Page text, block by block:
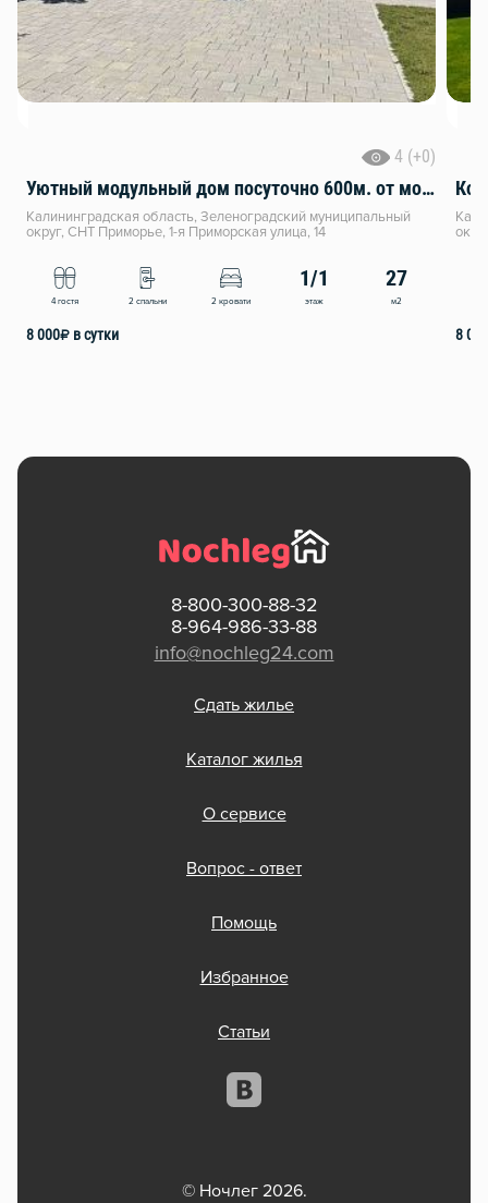
4 (+0)
Уютный модульный дом посуточно 600м. от моря
Калининградская область, Зеленоградский муниципальный
округ, СНТ Приморье, 1-я Приморская улица, 14
4 гостя 2 спальни 2 кровати
1/1
этаж
27
м2
8 000₽ в сутки 8 000
8-800-300-88-32
8-964-986-33-88
info@nochleg24.com
Сдать жилье
Каталог жилья
О сервисе
Вопрос - ответ
Помощь
Избранное
Статьи
© Ночлег 2026.